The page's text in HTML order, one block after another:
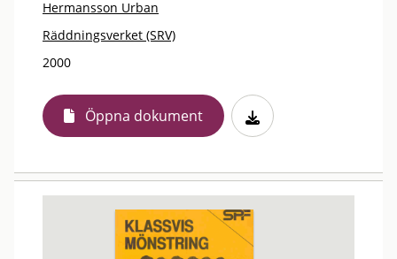
Hermansson Urban
Räddningsverket (SRV)
2000
Öppna dokument